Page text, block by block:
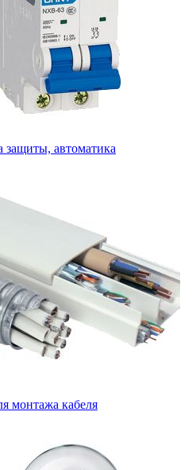
защиты, автоматика
монтажа кабеля